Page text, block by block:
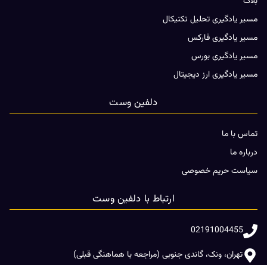
مسیر یادگیری تحلیل تکنیکال
مسیر یادگیری فارکس
مسیر یادگیری بورس
مسیر یادگیری ارز دیجیتال
دلفین وست
تماس با ما
درباره ما
سیاست حریم خصوصی
ارتباط با دلفین وست
02191004455
تهران، ونک، گاندی جنوبی (مراجعه با هماهنگی قبلی)